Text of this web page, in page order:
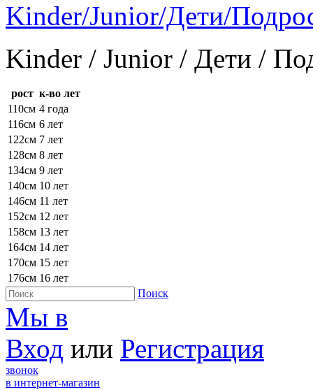
Kinder/Junior/Дети/
Kinder / Junior / Дети /
рост к-во лет
110см 4 года
116см 6 лет
122см 7 лет
128см 8 лет
134см 9 лет
140см 10 лет
146см 11 лет
152см 12 лет
158см 13 лет
164см 14 лет
170см 15 лет
176см 16 лет
Поиск
Мы в
Вход или Регистрация
звонок
в интернет-магазин